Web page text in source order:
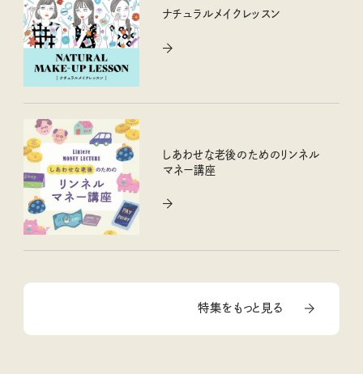
ナチュラルメイクレッスン
しあわせな老後のためのリンネル
マネー講座
特集をもっと見る